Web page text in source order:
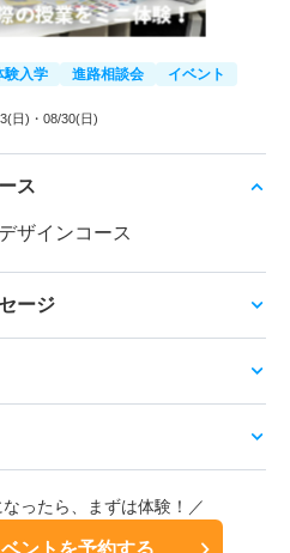
験入学 進路相談会 イベント
日) ・08/30(日)
ス
ザインコース
ージ
ったら、まずは体験！／
ントを予約する